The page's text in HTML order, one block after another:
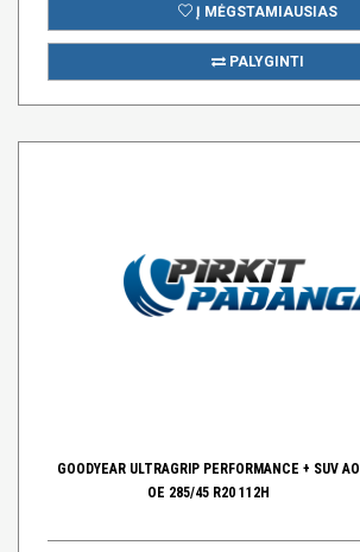
Į MĖGSTAMIAUSIAS
PALYGINTI
GOODYEAR ULTRAGRIP PERFORMANCE + SUV AO
OE 285/45 R20 112H